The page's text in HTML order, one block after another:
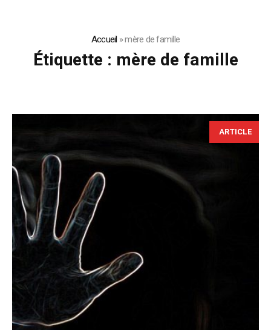
Accueil »mère de famille
Étiquette : mère de famille
ARTICLE